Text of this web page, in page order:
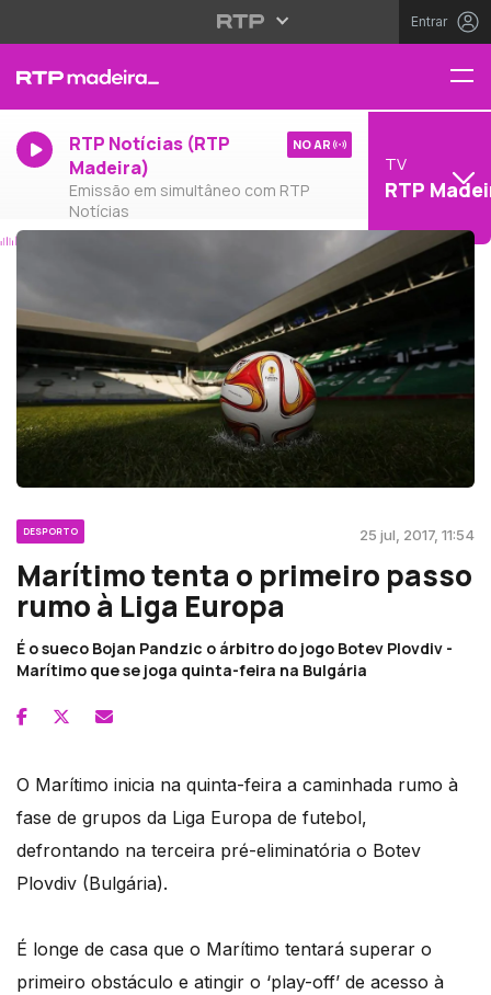
Entrar
RTP Notícias (RTP
Madeira)
Emissão em simultâneo com RTP
Notícias
NO AR
TV
RTP
DESPORTO 25 jul, 2017, 11:54
Marítimo tenta o primeiro passo
rumo à Liga Europa
É o sueco Bojan Pandzic o árbitro do jogo Botev Plovdiv -
Marítimo que se joga quinta-feira na Bulgária
O Marítimo inicia na quinta-feira a caminhada rumo à
fase de grupos da Liga Europa de futebol,
defrontando na terceira pré-eliminatória o Botev
Plovdiv (Bulgária).
É longe de casa que o Marítimo tentará superar o
primeiro obstáculo e atingir o ‘play-off’ de acesso à